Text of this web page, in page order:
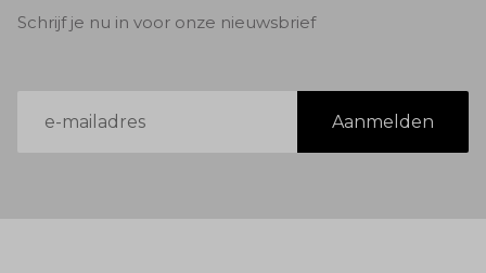
Schrijf je nu in voor onze nieuwsbrief
mailadres
Aanmelden